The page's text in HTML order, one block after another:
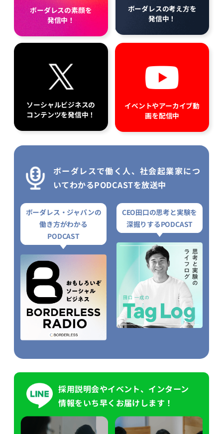
ボーダレスの素顔を
発信中！
ボーダレスの考え方を
発信中！
ソーシャルビジネスの
コンテンツを発信中！
イベントやアーカイブ動
画を配信中
ボーダレスで働く人、社会起業家につ
いてわかるPODCASTを放送中
ボーダレス・ジャパンの
働き方がわかる
PODCAST
CEO田口の思考と実験を
深掘りするPODCAST
採用説明会やイベント、インターン
情報をいち早くお届けします！